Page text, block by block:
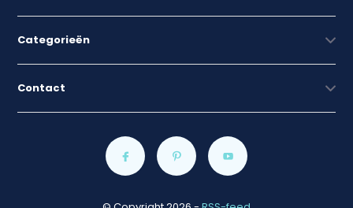
Categorieën
Contact